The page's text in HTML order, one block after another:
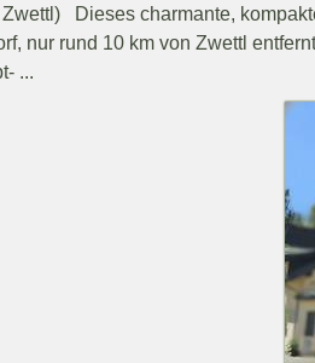
Dieses charmante,
nur rund 10 km von Zwettl
...